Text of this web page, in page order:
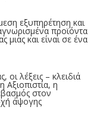
εξυπηρέτηση και
προϊόντα
μιας και είναι σε ένα
οι λέξεις – κλειδιά
Αξιοπιστία, η
στον
άψογης